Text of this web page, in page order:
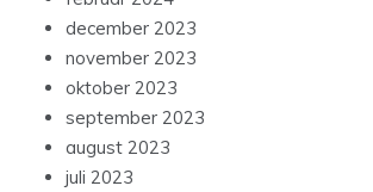
december 2023
november 2023
oktober 2023
september 2023
august 2023
juli 2023